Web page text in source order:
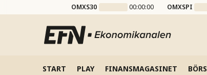
OMXS30 00:00:00 OMXSPI
START PLAY FINANSMAGASINET BÖRS